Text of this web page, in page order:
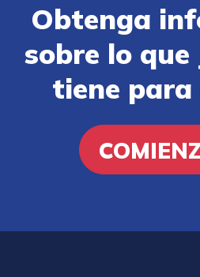
Obtenga
sobre lo que
tiene para